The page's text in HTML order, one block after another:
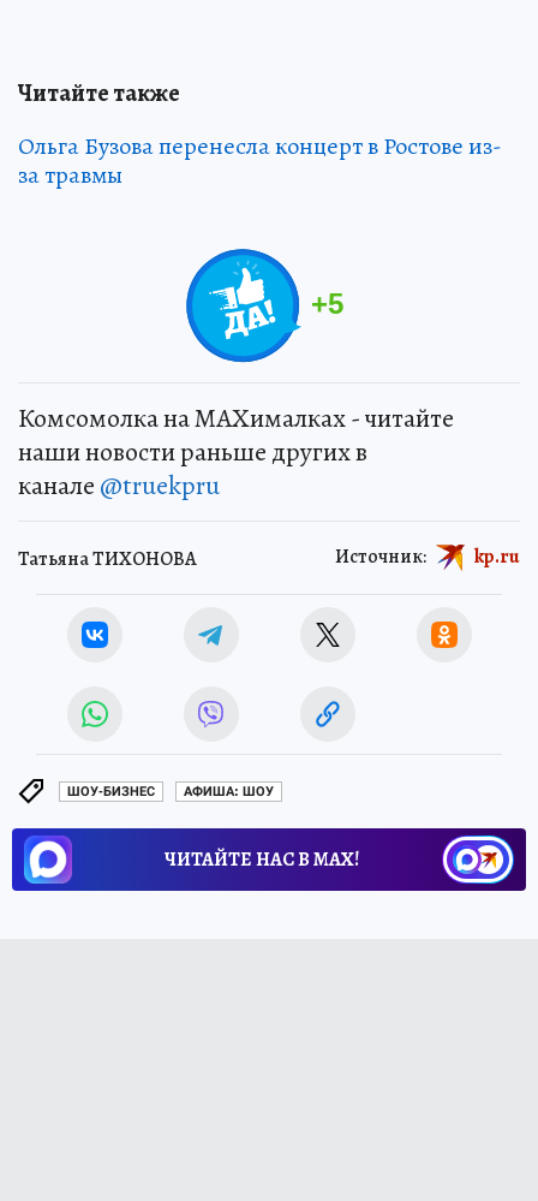
Читайте также
Ольга Бузова перенесла концерт в Ростове из-
за травмы
+5
Комсомолка на MAXималках - читайте
наши новости раньше других в
канале @truekpru
Татьяна ТИХОНОВА Источник: kp.ru
ШОУ-БИЗНЕС АФИША: ШОУ
ЧИТАЙТЕ НАС В МАХ!